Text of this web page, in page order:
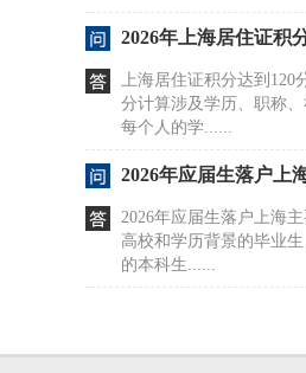
2026年上海居住证积
上海居住证积分达到120
分计算涉及学历、职称
每个人的学......
2026年应届生落户上
2026年应届生落户上海
高校和学历背景的毕业
的本科生......
上海应届硕士毕业生可